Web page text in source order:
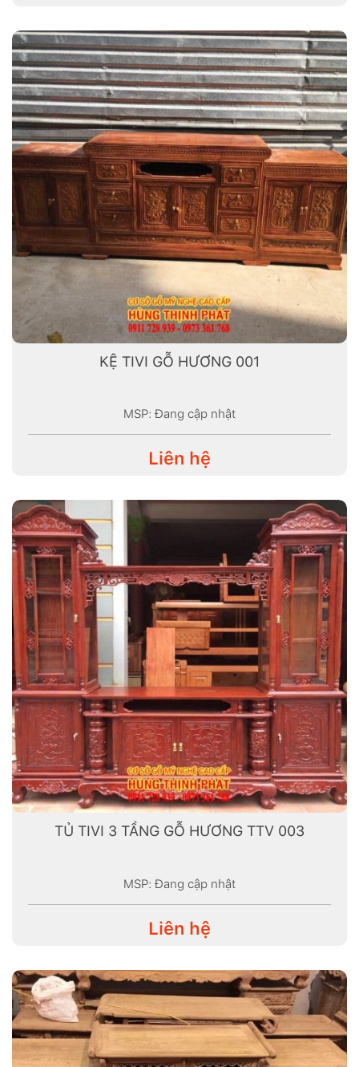
KỆ TIVI GỖ HƯƠNG 001
MSP: Đang cập nhật
Liên hệ
TỦ TIVI 3 TẦNG GỖ HƯƠNG TTV 003
MSP: Đang cập nhật
Liên hệ